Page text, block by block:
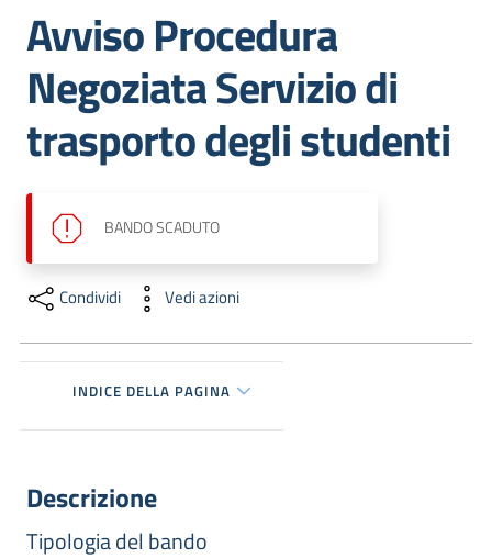
Servizi
Novità
dati
Seguici
su
Salta al contenuto
Avviso Procedura
Negoziata Servizio di
trasporto degli studenti
BANDOSCADUTO
Condividi Vedi azioni
INDICE DELLA PAGINA
Descrizione
Tipologia del bando